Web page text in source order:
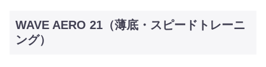
WAVE AERO 21（薄底・スピードトレーニ
ング）